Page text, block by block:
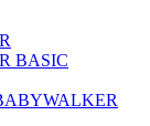
BASIC